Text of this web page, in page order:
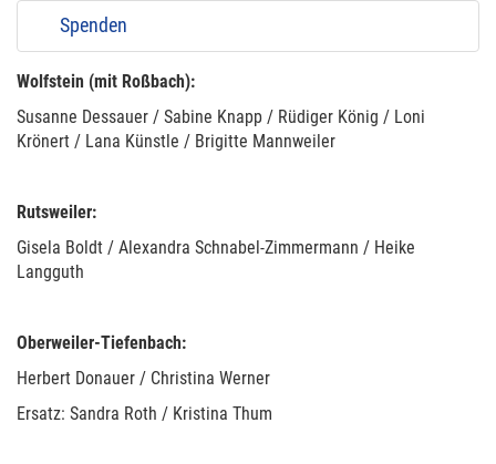
Spenden
Wolfstein (mit Roßbach):
Susanne Dessauer / Sabine Knapp / Rüdiger König / Loni
Krönert / Lana Künstle / Brigitte Mannweiler
Rutsweiler:
Gisela Boldt / Alexandra Schnabel-Zimmermann / Heike
Langguth
Oberweiler-Tiefenbach:
Herbert Donauer / Christina Werner
Ersatz: Sandra Roth / Kristina Thum